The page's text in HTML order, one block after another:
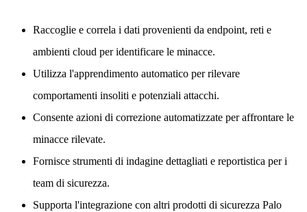
Raccoglie e correla i dati provenienti da endpoint, reti e
ambienti cloud per identificare le minacce.
Utilizza l'apprendimento automatico per rilevare
comportamenti insoliti e potenziali attacchi.
Consente azioni di correzione automatizzate per affrontare le
minacce rilevate.
Fornisce strumenti di indagine dettagliati e reportistica per i
team di sicurezza.
Supporta l'integrazione con altri prodotti di sicurezza Palo